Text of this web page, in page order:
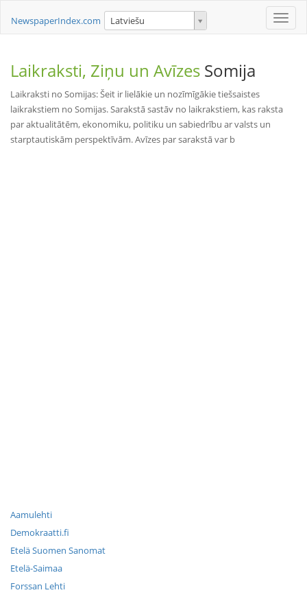
Toggle
NewspaperIndex.com Latviešu
Laikraksti, Ziņu un Avīzes Somija
Laikraksti no Somijas: Šeit ir lielākie un nozīmīgākie tiešsaistes
laikrakstiem no Somijas. Sarakstā sastāv no laikrakstiem, kas raksta
par aktualitātēm, ekonomiku, politiku un sabiedrību ar valsts un
starptautiskām perspektīvām. Avīzes par sarakstā var b
Aamulehti
Demokraatti.fi
Etelä Suomen Sanomat
Etelä-Saimaa
Forssan Lehti